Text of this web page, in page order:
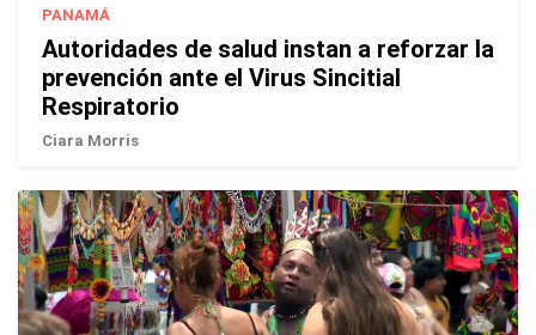
PANAMÁ
Autoridades de salud instan a reforzar la
prevención ante el Virus Sincitial
Respiratorio
Ciara Morris